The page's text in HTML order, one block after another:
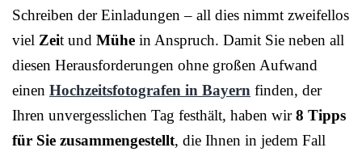
Schreiben der Einladungen – all dies nimmt zweifellos
viel Zeit und Mühe in Anspruch. Damit Sie neben all
diesen Herausforderungen ohne großen Aufwand
einen Hochzeitsfotografen in Bayern finden, der
Ihren unvergesslichen Tag festhält, haben wir8 Tipps
für Sie zusammengestellt, die Ihnen in jedem Fall